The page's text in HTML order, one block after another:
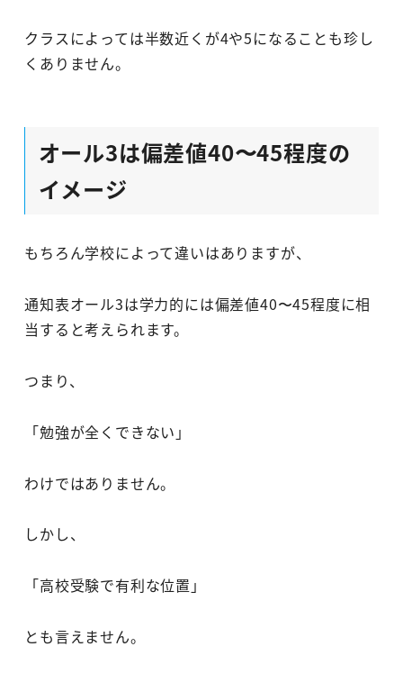
クラスによっては半数近くが4や5になることも珍し
くありません。
オール3は偏差値40〜45程度の
イメージ
もちろん学校によって違いはありますが、
通知表オール3は学力的には偏差値40〜45程度に相
当すると考えられます。
つまり、
「勉強が全くできない」
わけではありません。
しかし、
「高校受験で有利な位置」
とも言えません。